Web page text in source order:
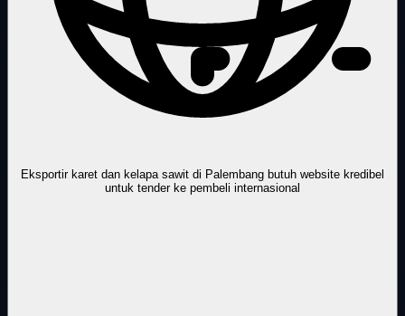
Eksportir karet dan kelapa sawit di Palembang butuh website kredibel
untuk tender ke pembeli internasional